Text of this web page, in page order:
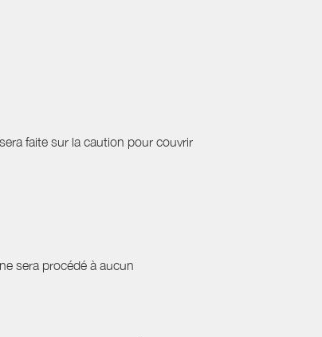
faite sur la caution pour couvrir
sera procédé à aucun